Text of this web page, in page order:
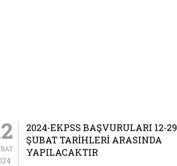
2024-EKPSS BAŞVURULARI 12-29
ŞUBAT TARIHLERI ARASINDA
YAPILACAKTIR